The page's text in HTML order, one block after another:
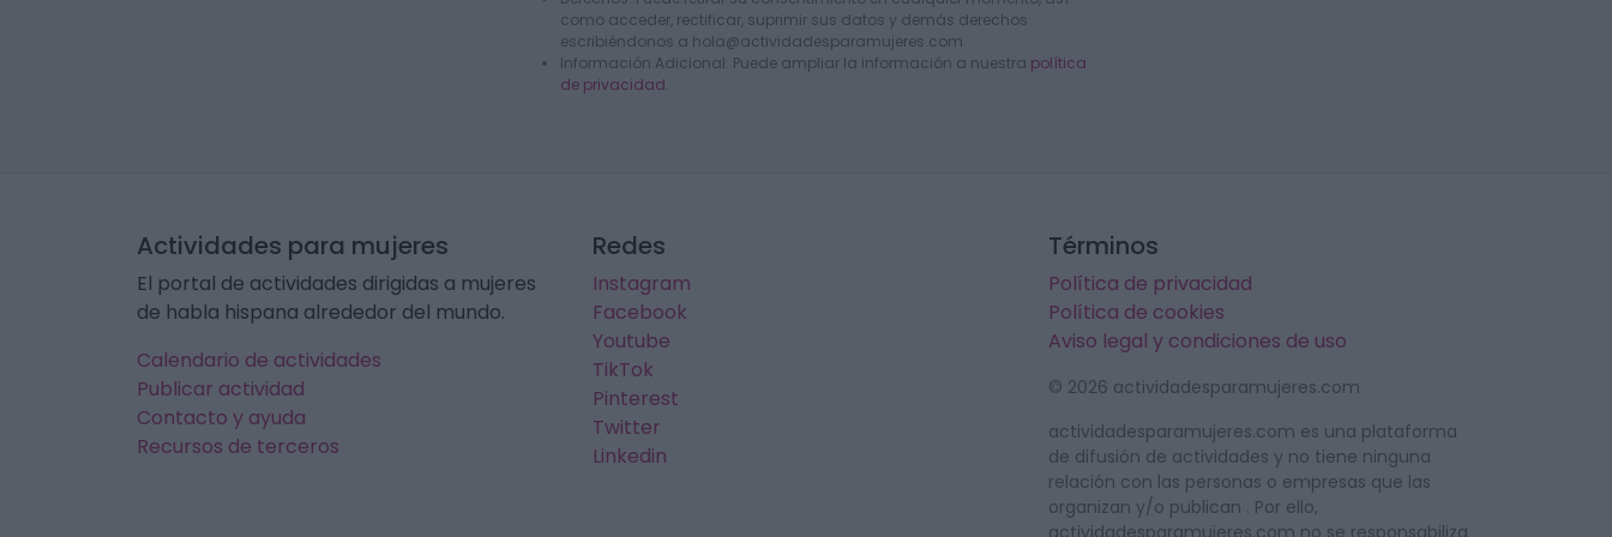
como acceder, rectificar, suprimir sus datos y demás derechos
escribiéndonos a hola@actividadesparamujeres.com
Información Adicional: Puede ampliar la información a nuestra política
de privacidad.
Actividades para mujeres
El portal de actividades dirigidas a mujeres
de habla hispana alrededor del mundo.
Calendario de actividades
Publicar actividad
Contacto y ayuda
Recursos de terceros
Redes
Instagram
Facebook
Youtube
TikTok
Pinterest
Twitter
Linkedin
Términos
Política de privacidad
Política de cookies
Aviso legal y condiciones de uso
© 2026 actividadesparamujeres.com
actividadesparamujeres.com es una plataforma
de difusión de actividades y no tiene ninguna
relación con las personas o empresas que las
organizan y/o publican . Por ello,
actividadesparamujeres.com no se responsabiliza